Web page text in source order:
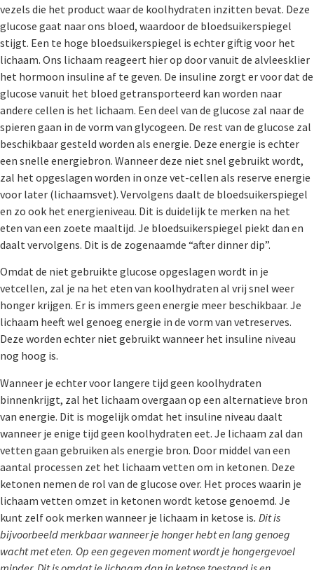
vezels die het product waar de koolhydraten inzitten bevat. Deze
glucose gaat naar ons bloed, waardoor de bloedsuikerspiegel
stijgt. Een te hoge bloedsuikerspiegel is echter giftig voor het
lichaam. Ons lichaam reageert hier op door vanuit de alvleesklier
het hormoon insuline af te geven. De insuline zorgt er voor dat de
glucose vanuit het bloed getransporteerd kan worden naar
andere cellen is het lichaam. Een deel van de glucose zal naar de
spieren gaan in de vorm van glycogeen. De rest van de glucose zal
beschikbaar gesteld worden als energie. Deze energie is echter
een snelle energiebron. Wanneer deze niet snel gebruikt wordt,
zal het opgeslagen worden in onze vet-cellen als reserve energie
voor later (lichaamsvet). Vervolgens daalt de bloedsuikerspiegel
en zo ook het energieniveau. Dit is duidelijk te merken na het
eten van een zoete maaltijd. Je bloedsuikerspiegel piekt dan en
daalt vervolgens. Dit is de zogenaamde “after dinner dip”.
Omdat de niet gebruikte glucose opgeslagen wordt in je
vetcellen, zal je na het eten van koolhydraten al vrij snel weer
honger krijgen. Er is immers geen energie meer beschikbaar. Je
lichaam heeft wel genoeg energie in de vorm van vetreserves.
Deze worden echter niet gebruikt wanneer het insuline niveau
nog hoog is.
Wanneer je echter voor langere tijd geen koolhydraten
binnenkrijgt, zal het lichaam overgaan op een alternatieve bron
van energie. Dit is mogelijk omdat het insuline niveau daalt
wanneer je enige tijd geen koolhydraten eet. Je lichaam zal dan
vetten gaan gebruiken als energie bron. Door middel van een
aantal processen zet het lichaam vetten om in ketonen. Deze
ketonen nemen de rol van de glucose over. Het proces waarin je
lichaam vetten omzet in ketonen wordt ketose genoemd. Je
kunt zelf ook merken wanneer je lichaam in ketose is. Dit is
bijvoorbeeld merkbaar wanneer je honger hebt en lang genoeg
wacht met eten. Op een gegeven moment wordt je hongergevoel